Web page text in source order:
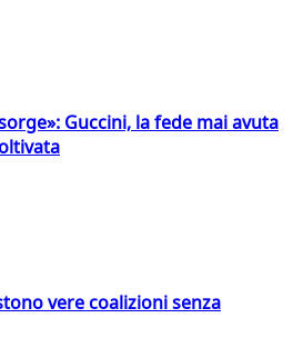
Guccini, la fede mai avuta
vere coalizioni senza